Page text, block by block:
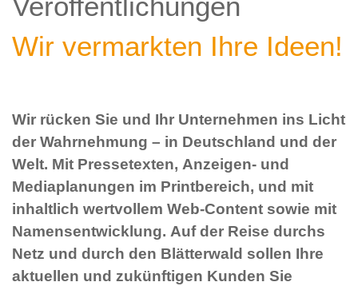
Wir vermarkten Ihre Ideen!
Wir rücken Sie und Ihr Unternehmen ins Licht
der Wahrnehmung – in Deutschland und der
Welt. Mit Pressetexten, Anzeigen- und
Mediaplanungen im Printbereich, und mit
inhaltlich wertvollem Web-Content sowie mit
Namensentwicklung. Auf der Reise durchs
Netz und durch den Blätterwald sollen Ihre
aktuellen und zukünftigen Kunden Sie